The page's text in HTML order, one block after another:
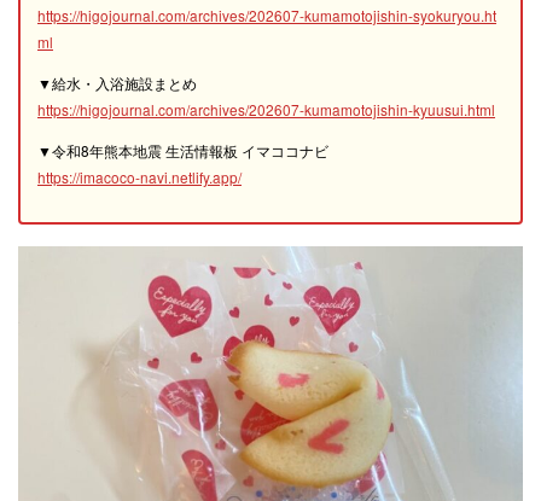
https://higojournal.com/archives/202607-kumamotojishin-syokuryou.ht
ml
▼給水・入浴施設まとめ
https://higojournal.com/archives/202607-kumamotojishin-kyuusui.html
▼令和8年熊本地震 生活情報板 イマココナビ
https://imacoco-navi.netlify.app/